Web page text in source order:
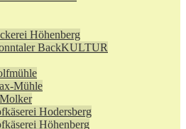
Höhenberg
BackKULTUR
Mühle
Hodersberg
Höhenberg